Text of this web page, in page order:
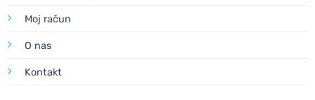
Moj račun
O nas
Kontakt